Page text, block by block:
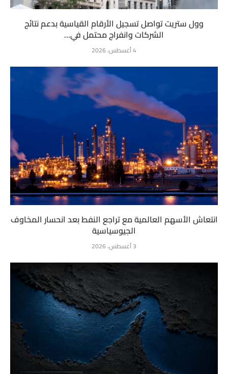
وول ستريت تواصل تسجيل الأرقام القياسية بدعم نتائج
الشركات وانفراج محتمل في...
4 أغسطس، 2026
انتعاش الأسهم العالمية مع تراجع النفط بعد انحسار المخاوف
الجيوسياسية
3 أغسطس، 2026